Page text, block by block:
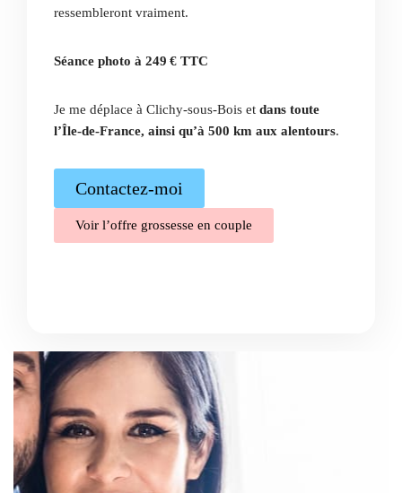
ressembleront vraiment.
Séance photo à 249 € TTC
Je me déplace à Clichy-sous-Bois et dans toute
l’Île-de-France, ainsi qu’à 500 km aux alentours.
Contactez-moi
Voir l’offre grossesse en couple